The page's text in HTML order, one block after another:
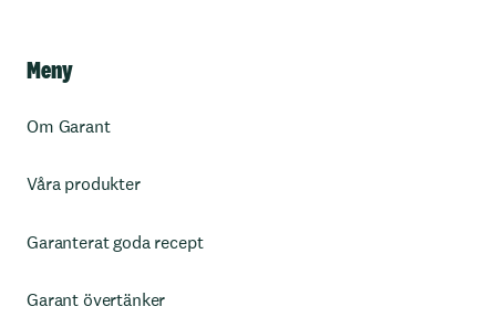
Meny
Om Garant
Våra produkter
Garanterat goda recept
Garant övertänker